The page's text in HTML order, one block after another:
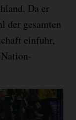
Da er
der gesamten
einfuhr,